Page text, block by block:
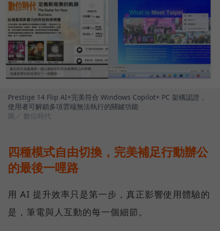
Prestige 14 Flip AI+完美符合 Windows Copilot+ PC 架構認證，
使用者可解鎖多項雲端無法執行的關鍵功能
圖／ 數位時代
四種模式自由切換，完美補足行動辦公
的最後一哩路
用 AI 提升效率只是第一步，真正影響使用體驗的
是，筆電與人互動的每一個細節。